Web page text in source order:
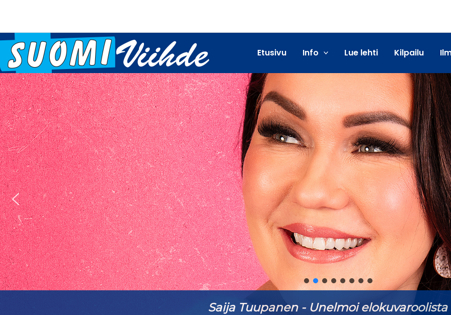
Etusivu Info Lue lehti Kilpailu
Saija Tuupanen - Unelmoi elokuvaroolista